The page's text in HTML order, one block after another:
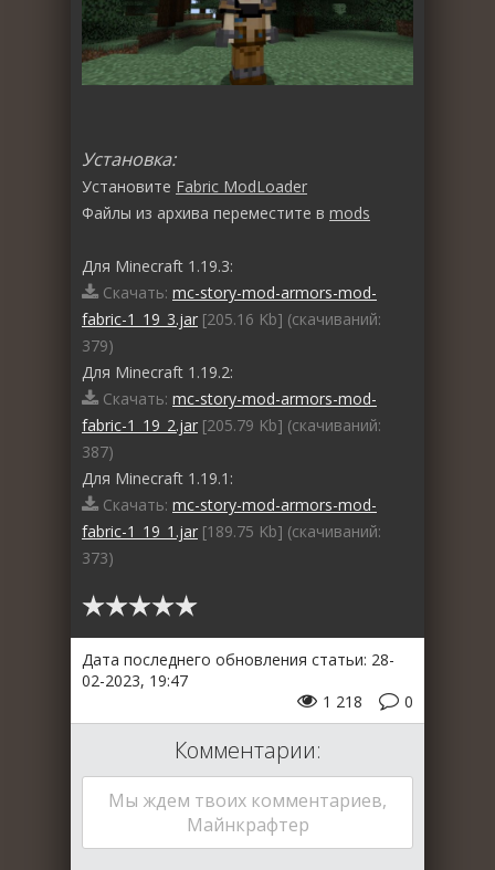
Установка:
Установите Fabric ModLoader
Файлы из архива переместите в mods
Для Minecraft 1.19.3:
Скачать: mc-story-mod-armors-mod-
fabric-1_19_3.jar [205.16 Kb] (cкачиваний:
379)
Для Minecraft 1.19.2:
Скачать: mc-story-mod-armors-mod-
fabric-1_19_2.jar [205.79 Kb] (cкачиваний:
387)
Для Minecraft 1.19.1:
Скачать: mc-story-mod-armors-mod-
fabric-1_19_1.jar [189.75 Kb] (cкачиваний:
373)
Дата последнего обновления статьи: 28-
02-2023, 19:47
0
1 218
Комментарии:
Мы ждем твоих комментариев,
Майнкрафтер